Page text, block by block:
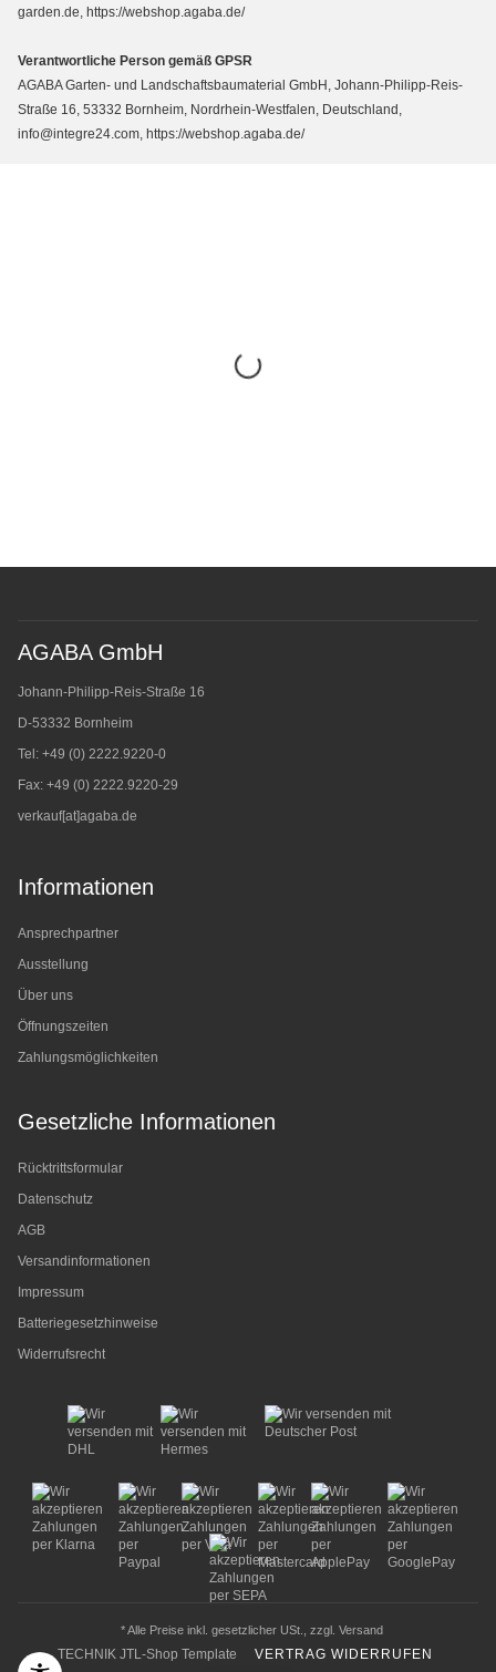
garden.de, https://webshop.agaba.de/
Verantwortliche Person gemäß GPSR
AGABA Garten- und Landschaftsbaumaterial GmbH, Johann-Philipp-Reis-
Straße 16, 53332 Bornheim, Nordrhein-Westfalen, Deutschland,
info@integre24.com, https://webshop.agaba.de/
AGABA GmbH
Johann-Philipp-Reis-Straße 16
D-53332 Bornheim
Tel: +49 (0) 2222.9220-0
Fax: +49 (0) 2222.9220-29
verkauf[at]agaba.de
Informationen
Ansprechpartner
Ausstellung
Über uns
Öffnungszeiten
Zahlungsmöglichkeiten
Gesetzliche Informationen
Rücktrittsformular
Datenschutz
AGB
Versandinformationen
Impressum
Batteriegesetzhinweise
Widerrufsrecht
* Alle Preise inkl. gesetzlicher USt., zzgl. Versand
TECHNIK JTL-Shop Template VERTRAG WIDERRUFEN